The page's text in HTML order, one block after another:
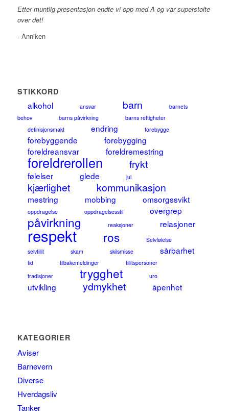
Etter muntlig presentasjon endte vi opp med A og var superstolte
over det!
- Anniken
STIKKORD
alkohol ansvar barn
barnets
behov
barns påvirkning
barns rettigheter
definisjonsmakt
endring forebygge
forebyggende
forebygging
foreldreansvar
foreldremestring
foreldrerollen frykt
følelser glede jul
kjærlighet kommunikasjon
mestring mobbing omsorgssvikt
oppdragelse oppdragelsesstil overgrep
påvirkning reaksjoner relasjoner
respekt ros
Selvfølelse
selvtillit
skam skilsmisse sårbarhet
tid tilbakemeldinger
tillitspersoner
tradisjoner
trygghet uro
utvikling ydmykhet åpenhet
KATEGORIER
Aviser
Barnevern
Diverse
Hverdagsliv
Tanker